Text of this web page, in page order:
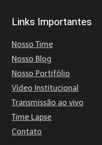
Links Importantes
Nosso Time
Nosso Blog
Nosso Portifólio
Vídeo Institucional
Transmissão ao vivo
Time Lapse
Contato